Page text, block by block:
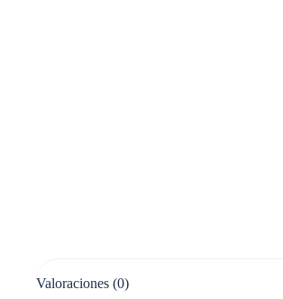
Valoraciones (0)